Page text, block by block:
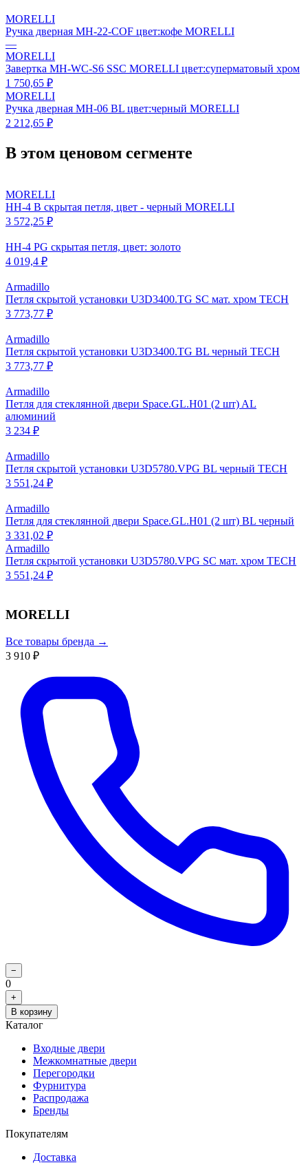
MORELLI
Ручка дверная MH-22-COF цвет:кофе MORELLI
—
MORELLI
Завертка MH-WC-S6 SSC MORELLI цвет:суперматовый хром
1 750,65 ₽
MORELLI
Ручка дверная MH-06 BL цвет:черный MORELLI
2 212,65 ₽
В этом ценовом сегменте
MORELLI
HH-4 B скрытая петля, цвет - черный MORELLI
3 572,25 ₽
HH-4 PG скрытая петля, цвет: золото
4 019,4 ₽
Armadillo
Петля скрытой установки U3D3400.TG SC мат. хром TECH
3 773,77 ₽
Armadillo
Петля скрытой установки U3D3400.TG BL черный TECH
3 773,77 ₽
Armadillo
Петля для стеклянной двери Space.GL.H01 (2 шт) AL
алюминий
3 234 ₽
Armadillo
Петля скрытой установки U3D5780.VPG BL черный TECH
3 551,24 ₽
Armadillo
Петля для стеклянной двери Space.GL.H01 (2 шт) BL черный
3 331,02 ₽
Armadillo
Петля скрытой установки U3D5780.VPG SC мат. хром TECH
3 551,24 ₽
MORELLI
Все товары бренда →
3 910 ₽
−
0
+
В корзину
Каталог
Входные двери
Межкомнатные двери
Перегородки
Фурнитура
Распродажа
Бренды
Покупателям
Доставка